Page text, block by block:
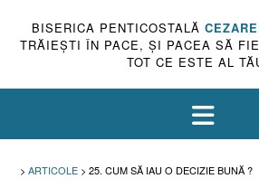
BISERICA PENTICOSTALĂ
TRĂIEŞTI ÎN PACE, ŞI PACEA SĂ
TOT CE ESTE AL
> ARTICOLE > 25. CUM SĂ IAU O DECIZIE BUNĂ ?